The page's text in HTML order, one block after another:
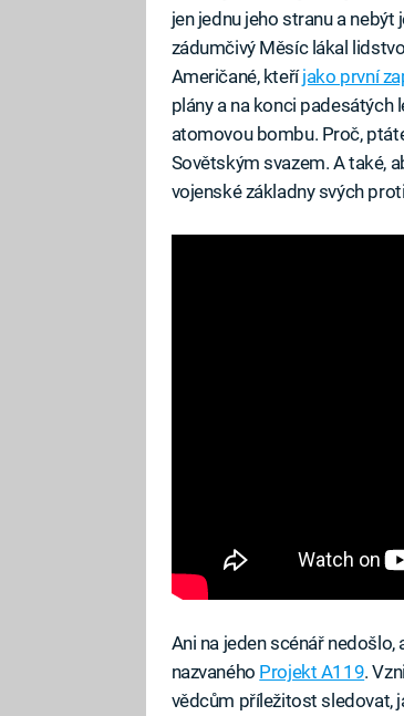
jen jednu jeho stranu a nebýt
zádumčivý Měsíc lákal
Američané, kteříjako první
plány a na konci padesátých
atomovou bombu. Proč,
Sovětským svazem. A také,
vojenské základny svých
Ani na jeden scénář
nazvaného Projekt A119.
vědcům příležitost sledovat,